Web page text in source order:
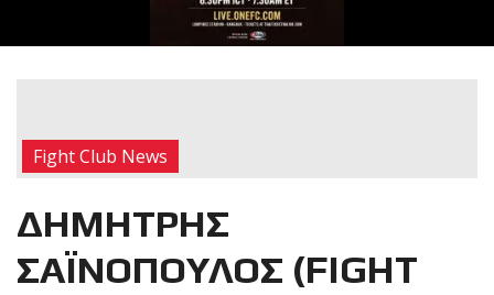
Η Αντωνία
Πρίφτη στο
και πιο
δύσκολο
αγώνα της καριέρας της,
Fight Club News
ΔΗΜΗΤΡΗΣ
ΣΑΪΝΟΠΟΥΛΟΣ (FIGHT